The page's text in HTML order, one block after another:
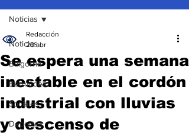
Noticias
Baigorria
Bermúdez
Sociales
Deportes
Noticias
Se espera una semana
inestable en el cordón
industrial con lluvias
y descenso de
Redacción
20 abr